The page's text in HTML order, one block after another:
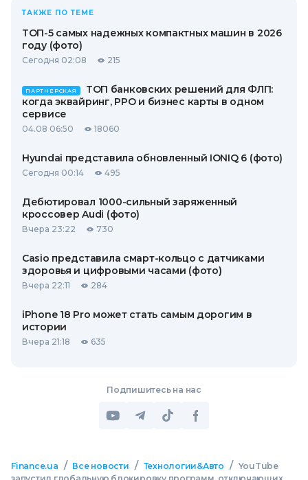
ТАКЖЕ ПО ТЕМЕ
ТОП-5 самых надежных компактных машин в 2026
году (фото)
Сегодня 02:08 215
ПАРТНЕРСКАЯ
ТОП банковских решений для ФЛП:
когда эквайринг, РРО и бизнес карты в одном
сервисе
04.08 06:50 18060
Hyundai представила обновленный IONIQ 6 (фото)
Сегодня 00:14 495
Дебютировал 1000-сильный заряженный
кроссовер Audi (фото)
Вчера 23:22 730
Casio представила смарт-кольцо с датчиками
здоровья и цифровыми часами (фото)
Вчера 22:11 284
iPhone 18 Pro может стать самым дорогим в
истории
Вчера 21:18 635
Подпишитесь на нас
Finance.ua / Все новости / Технологии&Авто / YouTube